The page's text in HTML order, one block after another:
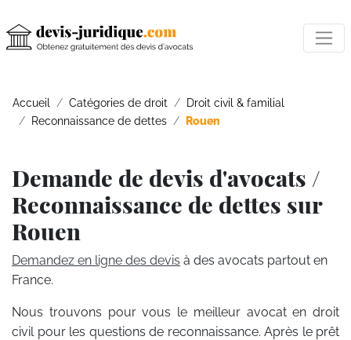
Accueil Catégories de droit
Droit civil & familial
Reconnaissance de dettes
Rouen
Demande de devis d'avocats /
Reconnaissance de dettes sur
Rouen
Demandez en ligne des devis à des avocats partout en
France.
Nous trouvons pour vous le meilleur avocat en droit
civil pour les questions de reconnaissance. Après le prêt